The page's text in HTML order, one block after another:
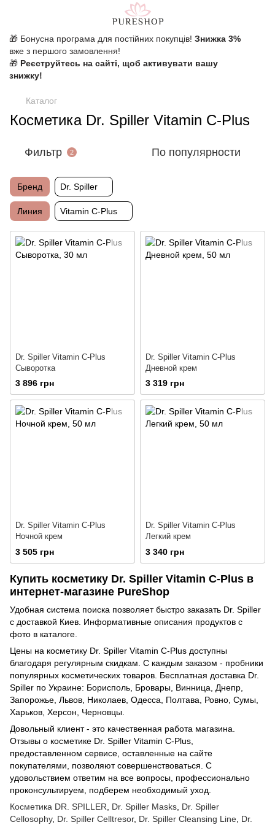
🎁 Бонусна програма для постійних покупців! Знижка 3%
вже з першого замовлення!
🎁 Реєструйтесь на сайті, щоб активувати вашу
знижку!
Каталог
Косметика Dr. Spiller Vitamin C-Plus
Фильтр 2 По популярности
Бренд Dr. Spiller
Линия Vitamin C-Plus
Dr. Spiller Vitamin C-Plus
Сыворотка
3 896 грн
Dr. Spiller Vitamin C-Plus
Дневной крем
3 319 грн
Dr. Spiller Vitamin C-Plus
Ночной крем
3 505 грн
Dr. Spiller Vitamin C-Plus
Легкий крем
3 340 грн
Купить косметику Dr. Spiller Vitamin C-Plus в
интернет-магазине PureShop
Удобная система поиска позволяет быстро заказать Dr. Spiller
с доставкой Киев. Информативные описания продуктов с
фото в каталоге.
Цены на косметику Dr. Spiller Vitamin C-Plus доступны
благодаря регулярным скидкам. С каждым заказом - пробники
популярных косметических товаров. Бесплатная доставка Dr.
Spiller по Украине: Борисполь, Бровары, Винница, Днепр,
Запорожье, Львов, Николаев, Одесса, Полтава, Ровно, Сумы,
Харьков, Херсон, Черновцы.
Довольный клиент - это качественная работа магазина.
Отзывы о косметике Dr. Spiller Vitamin C-Plus,
предоставленном сервисе, оставленные на сайте
покупателями, позволяют совершенствоваться. C
удовольствием ответим на все вопросы, профессионально
проконсультируем, подберем необходимый уход.
Косметика DR. SPILLER
Dr. Spiller Masks Dr. Spiller
Cellosophy, Dr. Spiller Celltresor, Dr. Spiller Cleansing Line Dr.